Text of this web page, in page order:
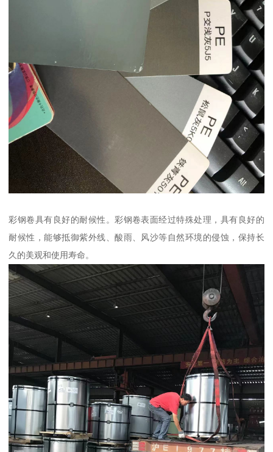
彩钢卷具有良好的耐候性。彩钢卷表面经过特殊处理，具有良好的
耐候性，能够抵御紫外线、酸雨、风沙等自然环境的侵蚀，保持长
久的美观和使用寿命。